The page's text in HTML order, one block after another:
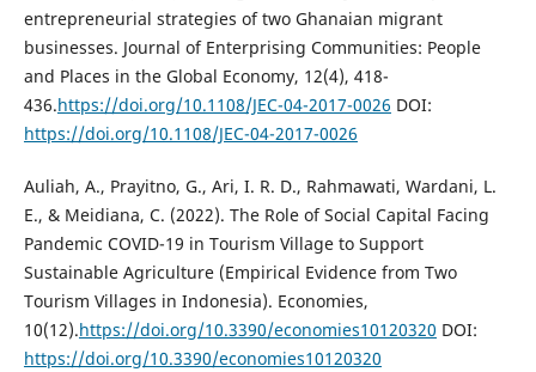
entrepreneurial strategies of two Ghanaian migrant
businesses. Journal of Enterprising Communities: People
and Places in the Global Economy, 12(4), 418-
436.https://doi.org/10.1108/JEC-04-2017-0026 DOI:
https://doi.org/10.1108/JEC-04-2017-0026
Auliah, A., Prayitno, G., Ari, I. R. D., Rahmawati, Wardani, L.
E., & Meidiana, C. (2022). The Role of Social Capital Facing
Pandemic COVID-19 in Tourism Village to Support
Sustainable Agriculture (Empirical Evidence from Two
Tourism Villages in Indonesia). Economies,
10(12).https://doi.org/10.3390/economies10120320 DOI:
https://doi.org/10.3390/economies10120320